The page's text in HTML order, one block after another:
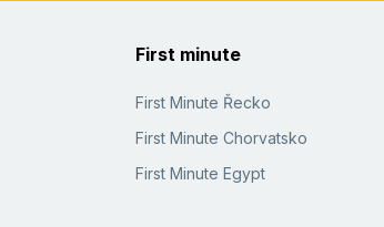
First minute
First Minute Řecko
First Minute Chorvatsko
First Minute Egypt